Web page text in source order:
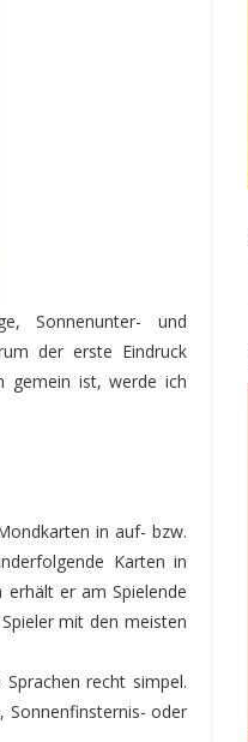
Sonnenunter- und
der erste Eindruck
gemein ist, werde ich
in auf- bzw.
Karten in
erhält er am Spielende
mit den meisten
recht simpel.
Sonnenfinsternis- oder